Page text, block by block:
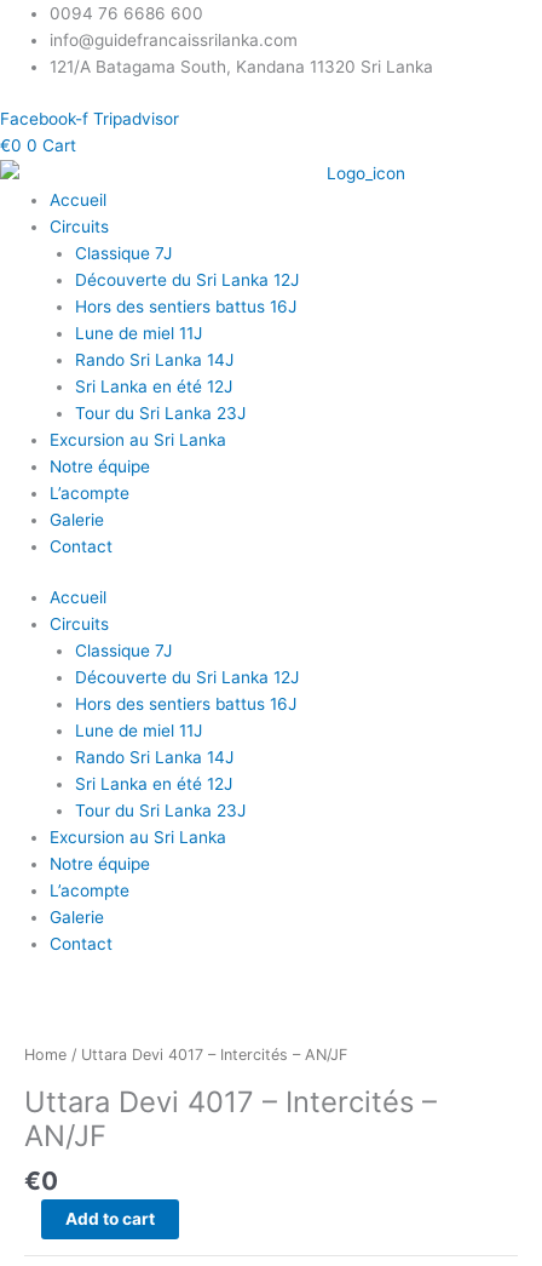
content
0094 76 6686 600
info@guidefrancaissrilanka.com
121/A Batagama South, Kandana 11320 Sri Lanka
Facebook-f Tripadvisor
€0 0 Cart
Accueil
Circuits
Classique 7J
Découverte du Sri Lanka 12J
Hors des sentiers battus 16J
Lune de miel 11J
Rando Sri Lanka 14J
Sri Lanka en été 12J
Tour du Sri Lanka 23J
Excursion au Sri Lanka
Notre équipe
L’acompte
Galerie
Contact
Accueil
Circuits
Classique 7J
Découverte du Sri Lanka 12J
Hors des sentiers battus 16J
Lune de miel 11J
Rando Sri Lanka 14J
Sri Lanka en été 12J
Tour du Sri Lanka 23J
Excursion au Sri Lanka
Notre équipe
L’acompte
Galerie
Contact
Home / Uttara Devi 4017 – Intercités – AN/JF
Uttara Devi 4017 – Intercités –
AN/JF
€0
4017
Intercités
–
AN/JF
quantity
Add to cart